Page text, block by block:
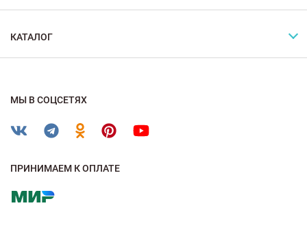
КАТАЛОГ
МЫ В СОЦСЕТЯХ
ПРИНИМАЕМ К ОПЛАТЕ